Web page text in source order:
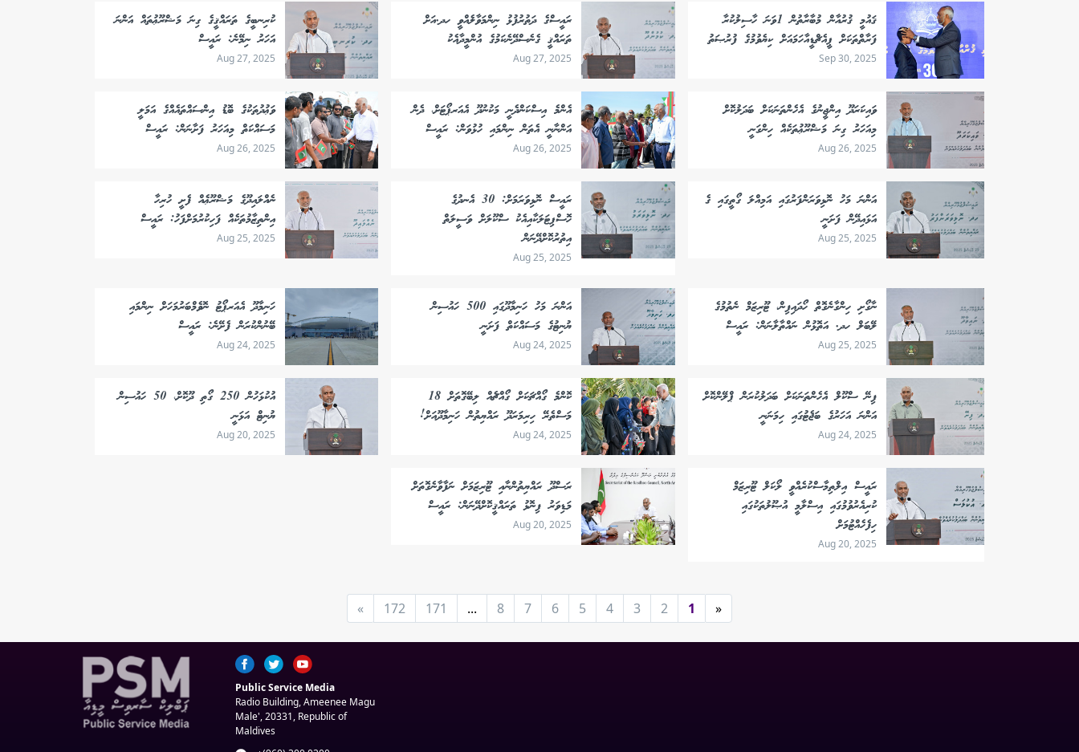
ޤައުމީ ޤުރުއާން މުބާރާތުން 1ވަނަ ހާސިލުކުރާ
ފަރާތްތަކަށް ޕީއެޗްޑީއާހަމައަށް ކިޔެވުމުގެ ފުރުޞަތު
Sep 30, 2025
ރައީސްގެ ދަތުރުފުޅު ނިންމަވާލެއްވީ ހދ.އަށް
ތަރައްޤީ ގެނެސްދޭނެކަމުގެ އުންމީދާއެކު
Aug 27, 2025
ކުރިނބީގެ ތަރައްޤީގެ ގިނަ މަޝްރޫޢުތައް އަންނަ
އަހަރު ނިމޭނެ: ރައީސް
Aug 27, 2025
ވައިކަރަދޫ އިންޖީނުގެ އެހެންތަނަކަށް ބަދަލުކޮށް
މިއަހަރު ގިނަ މަޝްރޫޢުތަކެއް ހިންގަނީ
Aug 26, 2025
އެންމެ އިސްކަންދެނީ މަކުނުދޫ އެއަރޕޯޓަށް، ދެން
އަންނާނީ އެތަން ނިންމައި ހުޅުވަން: ރައީސް
Aug 26, 2025
ވަޢުދުތަކުގެ ބޮޑު އިންސައްތައެއްގެ އަމަލީ
މަސައްކަތް މިއަހަރު ފަށާނަން: ރައީސް
Aug 26, 2025
އަންނަ މަހު ނޮޅިވަރަންފަރުގައި އަމިއްލަ ގޯތީގައި ގެ
އަޅައިދޭން ފަށަނީ
Aug 25, 2025
ރައީސް ނޮޅިވަރަމަށް: 30 އެނދުގެ
ހޮސްޕިޓަލަކާއިއެކު ސްކޫލަށް ވަސީލަތް
އިތުރުކޮށްދޭނަން
Aug 25, 2025
ނެއްލައިދޫގެ މަޝްރޫޢެއް ފެށީ ހުރިހާ
އިންތިޒާމުތަކެއް ފަހިކުރުމަށްފަހު: ރައީސް
Aug 25, 2025
ނާގޯށި ހިންގާނެގޮތް ހޯދައިފިން، ޓޫރިޒަމް ނެތުމުގެ
ލޭބަލް ހދ. އަތޮޅުން ނައްތާލާނަން: ރައީސް
Aug 25, 2025
އަންނަ މަހު ހަނިމާދޫގައި 500 ހައުސިން
ޔުނިޓުގެ މަސައްކަތް ފަށަނީ
Aug 24, 2025
ހަނިމާދޫ އެއަރޕޯޓު ނޮވެމްބަރުމަހަށް ނިންމައި
ބޭނުންކުރަން ފެށޭނެ: ރައީސް
Aug 24, 2025
ފިނޭ ސްކޫލް އެހެންތަނަކަށް ބަދަލުކުރަން ޕްލޭންކޮށް
އަންނަ އަހަރުގެ ބަޖެޓުގައި ހިމަނަނީ
Aug 24, 2025
ކޮންމެ ގޯއްޗަކަށް ގޯއްޗެއް ލިބޭގޮތަށް 18
މަސްތެރޭ ހިރިމަރަދޫ ރައްޔިތުން ހަނިމާދޫއަށް!
Aug 24, 2025
އުކުޅަހުން 250 ގޯތި ދޫކޮށް، 50 ހައުސިން
ޔުނިޓް އަޅަނީ
Aug 20, 2025
ރައީސް އިލްތިމާސްކުރެއްވީ ލޯކަލް ޓޫރިޒަމް
ކުރިއެރުވުމުގައި އިސްލާމީ އުޞޫލުތަކުގައި
ހިފެހެއްޓުމަށް
Aug 20, 2025
ރަސްދޫ ރައްޔިތުންނާއި ޓޫރިޒަމަށް ނަފާވާނެގޮތަށް
މަޑިވަރު ފިނޮޅު ތަރައްޤީކޮށްދޭނަން: ރައީސް
Aug 20, 2025
«
1
2
3
4
5
6
7
8
...
171
172
»
Public Service Media
Radio Building, Ameenee Magu
Male', 20331, Republic of
Maldives